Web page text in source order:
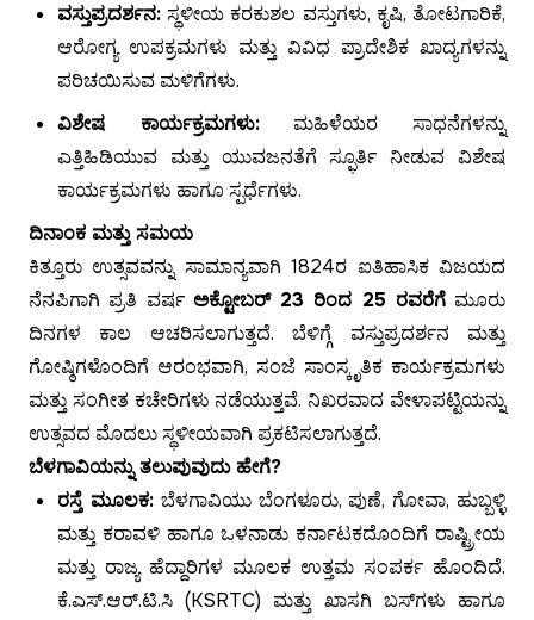
ವಸ್ತುಪ್ರದರ್ಶನ: ಸ್ಥಳೀಯ ಕರಕುಶಲ ವಸ್ತುಗಳು, ಕೃಷಿ, ತೋಟಗಾರಿಕೆ,
ಆರೋಗ್ಯ ಉಪಕ್ರಮಗಳು ಮತ್ತು ವಿವಿಧ ಪ್ರಾದೇಶಿಕ ಖಾದ್ಯಗಳನ್ನು
ಪರಿಚಯಿಸುವ ಮಳಿಗೆಗಳು.
ವಿಶೇಷ ಕಾರ್ಯಕ್ರಮಗಳು:ಮಹಿಳೆಯರ ಸಾಧನೆಗಳನ್ನು
ಎತ್ತಿಹಿಡಿಯುವ ಮತ್ತು ಯುವಜನತೆಗೆ ಸ್ಫೂರ್ತಿ ನೀಡುವ ವಿಶೇಷ
ಕಾರ್ಯಕ್ರಮಗಳು ಹಾಗೂ ಸ್ಪರ್ಧೆಗಳು.
ದಿನಾಂಕ ಮತ್ತು ಸಮಯ
ಕಿತ್ತೂರು ಉತ್ಸವವನ್ನು ಸಾಮಾನ್ಯವಾಗಿ 1824ರ ಐತಿಹಾಸಿಕ ವಿಜಯದ
ನೆನಪಿಗಾಗಿ ಪ್ರತಿ ವರ್ಷ ಅಕ್ಟೋಬರ್ 23 ರಿಂದ 25 ರವರೆಗೆಮೂರು
ದಿನಗಳ ಕಾಲ ಆಚರಿಸಲಾಗುತ್ತದೆ. ಬೆಳಿಗ್ಗೆ ವಸ್ತುಪ್ರದರ್ಶನ ಮತ್ತು
ಗೋಷ್ಠಿಗಳೊಂದಿಗೆ ಆರಂಭವಾಗಿ, ಸಂಜೆ ಸಾಂಸ್ಕೃತಿಕ ಕಾರ್ಯಕ್ರಮಗಳು
ಮತ್ತು ಸಂಗೀತ ಕಚೇರಿಗಳು ನಡೆಯುತ್ತವೆ. ನಿಖರವಾದ ವೇಳಾಪಟ್ಟಿಯನ್ನು
ಉತ್ಸವದ ಮೊದಲು ಸ್ಥಳೀಯವಾಗಿ ಪ್ರಕಟಿಸಲಾಗುತ್ತದೆ.
ಬೆಳಗಾವಿಯನ್ನು ತಲುಪುವುದು ಹೇಗೆ?
ರಸ್ತೆ ಮೂಲಕ:ಬೆಳಗಾವಿಯು ಬೆಂಗಳೂರು, ಪುಣೆ, ಗೋವಾ, ಹುಬ್ಬಳ್ಳಿ
ಮತ್ತು ಕರಾವಳಿ ಹಾಗೂ ಒಳನಾಡು ಕರ್ನಾಟಕದೊಂದಿಗೆ ರಾಷ್ಟ್ರೀಯ
ಮತ್ತು ರಾಜ್ಯ ಹೆದ್ದಾರಿಗಳ ಮೂಲಕ ಉತ್ತಮ ಸಂಪರ್ಕ ಹೊಂದಿದೆ.
ಕೆ.ಎಸ್.ಆರ್.ಟಿ.ಸಿ (KSRTC) ಮತ್ತು ಖಾಸಗಿ ಬಸ್‌ಗಳು ಹಾಗೂ